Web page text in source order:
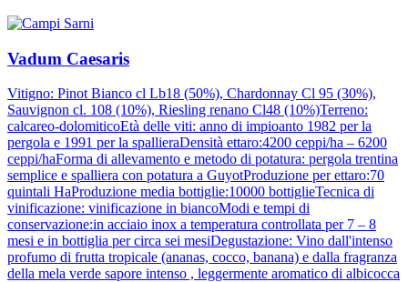
Vadum Caesaris
Vitigno: Pinot Bianco cl Lb18 (50%), Chardonnay Cl 95 (30%),
Sauvignon cl. 108 (10%), Riesling renano Cl48 (10%)Terreno:
calcareo-dolomiticoEtà delle viti: anno di impioanto 1982 per la
pergola e 1991 per la spallieraDensità ettaro:4200 ceppi/ha – 6200
ceppi/haForma di allevamento e metodo di potatura: pergola trentina
semplice e spalliera con potatura a GuyotProduzione per ettaro:70
quintali HaProduzione media bottiglie:10000 bottiglieTecnica di
vinificazione: vinificazione in biancoModi e tempi di
conservazione:in acciaio inox a temperatura controllata per 7 – 8
mesi e in bottiglia per circa sei mesiDegustazione: Vino dall'intenso
profumo di frutta tropicale (ananas, cocco, banana) e dalla fragranza
della mela verde sapore intenso , leggermente aromatico di albicocca